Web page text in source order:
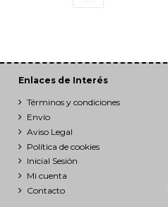
Enlaces de Interés
Términos y condiciones
Envío
Aviso Legal
Política de cookies
Inicial Sesión
Mi cuenta
Contacto